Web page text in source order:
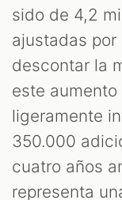
sido de 4,2
ajustadas
descontar la
este
ligeramente
350.000
cuatro años
representa